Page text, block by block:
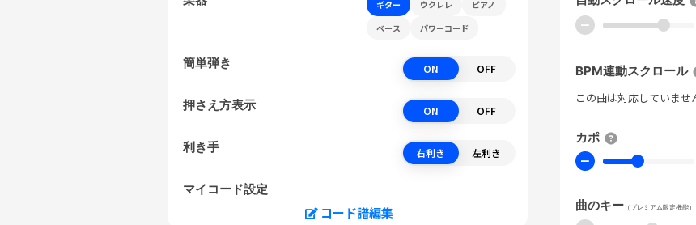
ギター ウクレレ
ピアノ
ベース
パワーコード
簡単弾き ON OFF
押さえ方表示 ON OFF
利き手 右利き 左利き
マイコード設定
コード譜編集
ー
BPM連動スクロール
この曲は対応していませ
カポ
ー
曲のキー （プレミアム限定機能）